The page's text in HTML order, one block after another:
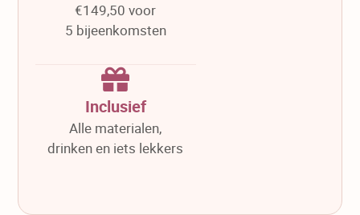
€149,50 voor
5 bijeenkomsten
Inclusief
Alle materialen,
drinken en iets lekkers